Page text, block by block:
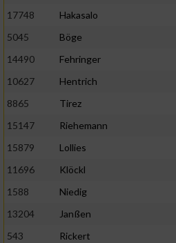
17748
Hakasalo
5045
Böge
14490
Fehringer
10627
Hentrich
8865
Tirez
15147
Riehemann
15879
Lollies
11696
Klöckl
1588
Niedig
13204
Janßen
543
Rickert